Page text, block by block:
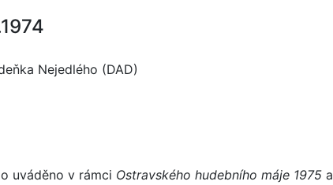
Nejedlého (DAD)
uváděno v rámci Ostravského hudebního máje 1975 a